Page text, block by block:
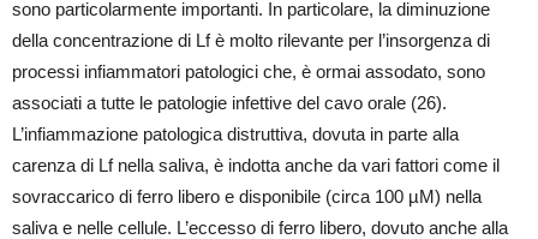
sono particolarmente importanti. In particolare, la diminuzione
della concentrazione di Lf è molto rilevante per l’insorgenza di
processi infiammatori patologici che, è ormai assodato, sono
associati a tutte le patologie infettive del cavo orale (26).
L’infiammazione patologica distruttiva, dovuta in parte alla
carenza di Lf nella saliva, è indotta anche da vari fattori come il
sovraccarico di ferro libero e disponibile (circa 100 µM) nella
saliva e nelle cellule. L’eccesso di ferro libero, dovuto anche alla